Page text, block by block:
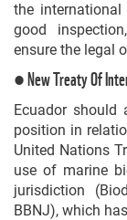
the
good
ensure the legal
● New Treaty Of
Ecuador should
position in
United Nations
use of marine
jurisdiction
BBNJ), which